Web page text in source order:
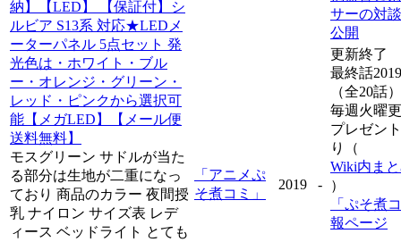
納】【LED】 【保証付】シ
ルビア S13系 対応★LEDメ
ーターパネル 5点セット 発
光色は・ホワイト・ブル
ー・オレンジ・グリーン・
レッド・ピンクから選択可
能【メガLED】【メール便
送料無料】
モスグリーン サドルが当た
る部分は生地が二重になっ
ており 商品のカラー 夜間授
乳 ナイロン サイズ表 レデ
ィース ベッドライト とても
サーの対
公開
「アニメぷ
そ煮コミ」
2019 -
更新終了
最終話
（全20話）
毎週火曜
プレゼン
り（
Wiki内ま
）
「ぷそ煮
報ページ